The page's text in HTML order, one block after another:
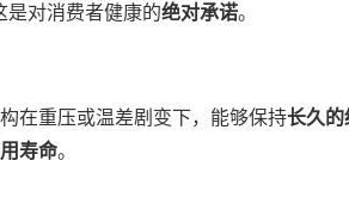
是对消费者健康的绝对承诺。
在重压或温差剧变下，能够保持长久
寿命。